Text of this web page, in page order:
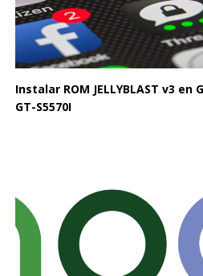
Instalar ROM JELLYBLAST v3 en
GT-S5570I